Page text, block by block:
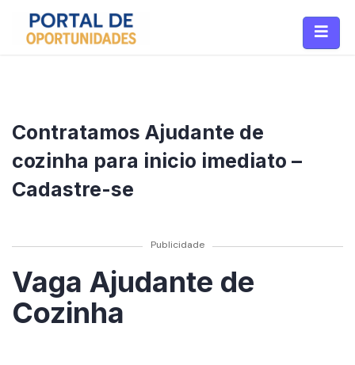
Contratamos Ajudante de
cozinha para inicio imediato –
Cadastre-se
Publicidade
Vaga Ajudante de
Cozinha